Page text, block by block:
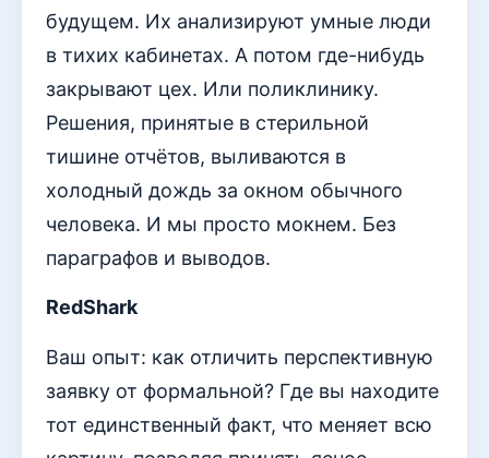
будущем. Их анализируют умные люди
в тихих кабинетах. А потом где-нибудь
закрывают цех. Или поликлинику.
Решения, принятые в стерильной
тишине отчётов, выливаются в
холодный дождь за окном обычного
человека. И мы просто мокнем. Без
параграфов и выводов.
RedShark
Ваш опыт: как отличить перспективную
заявку от формальной? Где вы находите
тот единственный факт, что меняет всю